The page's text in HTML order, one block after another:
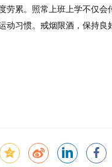
劳累。照常上班上学不仅
动习惯。戒烟限酒，保持良